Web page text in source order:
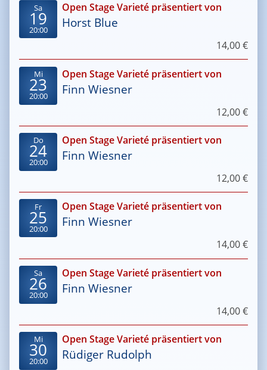
Sa
19
20:00
Open Stage Varieté präsentiert von
Horst Blue
14,00 €
Mi
23
20:00
Open Stage Varieté präsentiert von
Finn Wiesner
12,00 €
Do
24
20:00
Open Stage Varieté präsentiert von
Finn Wiesner
12,00 €
Fr
25
20:00
Open Stage Varieté präsentiert von
Finn Wiesner
14,00 €
Sa
26
20:00
Open Stage Varieté präsentiert von
Finn Wiesner
14,00 €
Mi
30
20:00
Open Stage Varieté präsentiert von
Rüdiger Rudolph